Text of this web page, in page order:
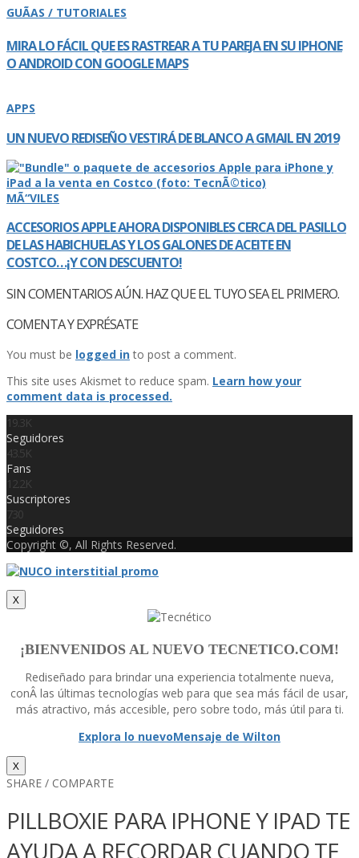
GUÃAS / TUTORIALES
MIRA LO FÁCIL QUE ES RASTREAR A TU PAREJA EN SU IPHONE
O ANDROID CON GOOGLE MAPS
APPS
UN NUEVO REDISEÑO VESTIRÁ DE BLANCO A GMAIL EN 2019
MÃ“VILES
ACCESORIOS APPLE AHORA DISPONIBLES CERCA DEL PASILLO
DE LAS HABICHUELAS Y LOS GALONES DE ACEITE EN
COSTCO…¡Y CON DESCUENTO!
SIN COMENTARIOS AÚN. HAZ QUE EL TUYO SEA EL PRIMERO.
COMENTA Y EXPRÉSATE
You must be logged into post a comment.
This site uses Akismet to reduce spam. Learn how your
comment data is processed.
19.3K
Seguidores
43.5K
Fans
12.2K
Suscriptores
730
Seguidores
Copyright ©, All Rights Reserved.
X
¡BIENVENIDOS AL NUEVO TECNETICO.COM!
Rediseñado para brindar una experiencia totalmente nueva,
conÂ las últimas tecnologí­as web para que sea más fácil de usar,
más atractivo, más accesible, pero sobre todo, más útil para ti.
Explora lo nuevoMensaje de Wilton
X
SHARE / COMPARTE
PILLBOXIE PARA IPHONE Y IPAD TE
AYUDA A RECORDAR CUANDO TE